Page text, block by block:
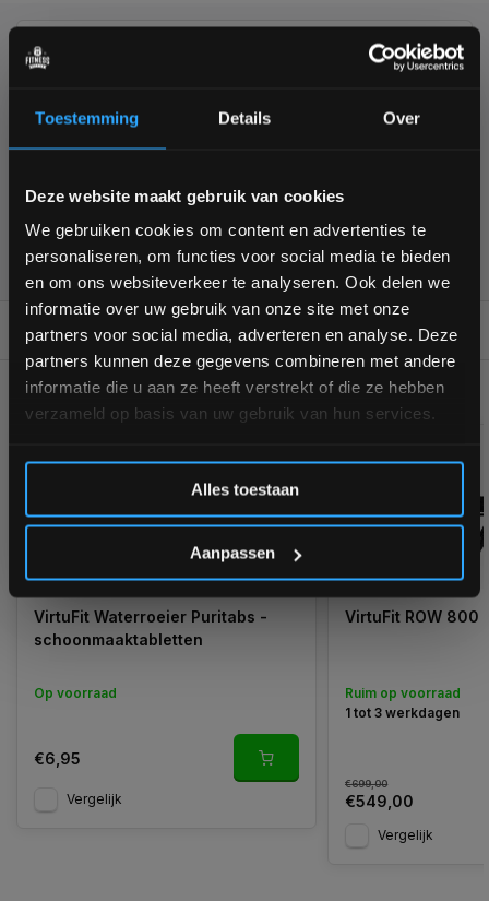
Toestemming Details Over
Deze website maakt gebruik van cookies
We gebruiken cookies om content en advertenties te
personaliseren, om functies voor social media te bieden
en om ons websiteverkeer te analyseren. Ook delen we
informatie over uw gebruik van onze site met onze
partners voor social media, adverteren en analyse. Deze
partners kunnen deze gegevens combineren met andere
informatie die u aan ze heeft verstrekt of die ze hebben
verzameld op basis van uw gebruik van hun services.
Alles toestaan
Aanpassen
KUNNEN WE HELPEN?
+31 (0)24 645 1309
customers give us a
REVIEWS 0/10
GERELATEERDE PRODUCTEN
VirtuFit Waterroeier Puritabs -
schoonmaaktabletten
Op voorraad
€6,95
Vergelijk
VirtuFit ROW 800
Ruim op voorraad
1 tot 3 werkdagen
€699,00
€549,00
Vergelijk
Bam! 5% korting op je volgende
bestelling
Schrijf je in voor onze nieuwsbrief om op de hoogte te
blijven over onze nieuwe producten, deals en meer
interessante info. Ontvang 5% korting op je eerstvolgende
aankoop! 😀
Inschrijven
*Verzendkosten vallen buiten de korting